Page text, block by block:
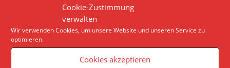
Cookie-Zustimmung
verwalten
Wir verwenden Cookies, um unsere Website und unseren Service zu
optimieren.
Cookies akzeptieren
Der Nikkei ist in diesem Monat um knapp acht
Prozent gestiegen – Investoren schauen schon auf
das Rekordhoch. Das hat vor allem zwei Gründe.